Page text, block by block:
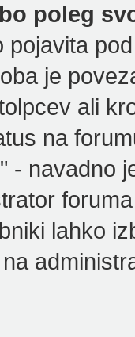
poleg
pojavita
je
ali
na
- navadno
lahko